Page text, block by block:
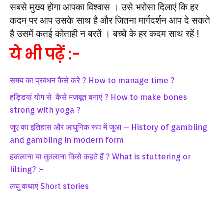
सबसे मुख्य होगा आपका विश्वास । उसे भरोसा दिलाएं कि हर
कदम पर आप उसके साथ है और जितना मार्गदर्शन आप दे सकते
है उसमें कतई कोताही न बरतें । बच्चे के हर कदम साथ रहें !
ये भी पढ़ें :-
समय का प्रबंधन कैसे करे ? How to manage time ?
हड्डियां योग से कैसे मजबूत बनाएं ? How to make bones
strong with yoga ?
जुए का इतिहास और आधुनिक रूप में जुआ – History of gambling
and gambling in modern form
हकलाना या तुतलाना किसे कहते हैं ? What is stuttering or
lilting? :-
लघु कथाएं Short stories